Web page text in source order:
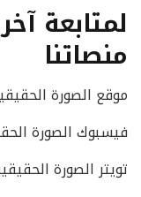
لمتابعة
منصاتنا
موقع الصورة
فيسبوك الصورة
تويتر الصورة